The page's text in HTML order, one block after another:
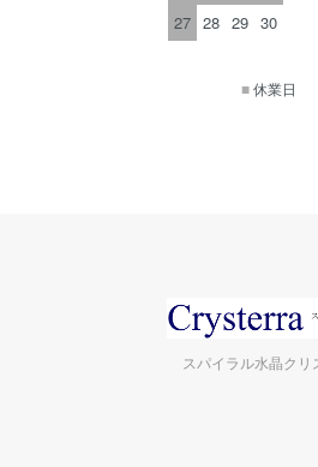
27 28 29 30
■休業日
スパイラル水晶クリ